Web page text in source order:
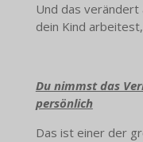
Und das verändert
dein Kind
Du nimmst das
persönlich
Das ist einer der